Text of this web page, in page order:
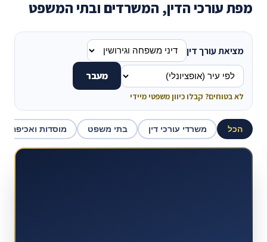
מפת עורכי הדין, המשרדים ובתי המשפט
מציאת עורך דין
מעבר
לא בטוחים? קבלו כיוון משפטי מיידי
הכל משרדי עורכי דין בתי משפט מוסדות ואכיפה